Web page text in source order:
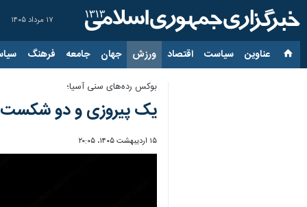
۱۷ مرداد ۱۴۰۵
عناوین‌ سیاست اقتصاد ورزش جهان جامعه فرهنگ
بوکس رده‌های سنی آسیا؛
یک پیروزی و دو شکست
۱۵ اردیبهشت ۱۴۰۵، ۲۰:۰۵